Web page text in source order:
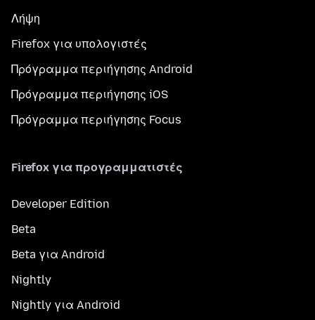
Λήψη
Firefox για υπολογιστές
Πρόγραμμα περιήγησης Android
Πρόγραμμα περιήγησης iOS
Πρόγραμμα περιήγησης Focus
Firefox για προγραμματιστές
Developer Edition
Beta
Beta για Android
Nightly
Nightly για Android